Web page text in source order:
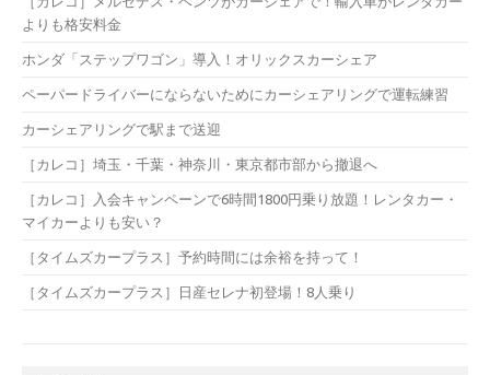
よりも格安料金
ホンダ「ステップワゴン」導入！オリックスカーシェア
ペーパードライバーにならないためにカーシェアリングで運転練習
カーシェアリングで駅まで送迎
［カレコ］埼玉・千葉・神奈川・東京都市部から撤退へ
［カレコ］入会キャンペーンで6時間1800円乗り放題！レンタカー・
マイカーよりも安い？
［タイムズカープラス］予約時間には余裕を持って！
［タイムズカープラス］日産セレナ初登場！8人乗り